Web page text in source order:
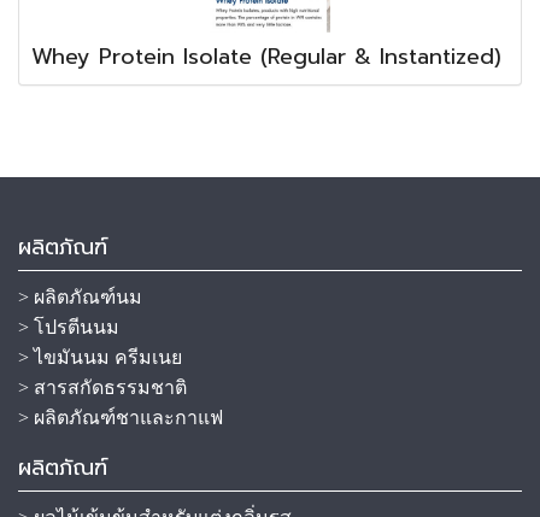
Whey Protein Isolate (Regular & Instantized)
ผลิตภัณฑ์
> ผลิตภัณฑ์นม
> โปรตีนนม
> ไขมันนม ครีมเนย
> สารสกัดธรรมชาติ
> ผลิตภัณฑ์ชาและกาแฟ
ผลิตภัณฑ์